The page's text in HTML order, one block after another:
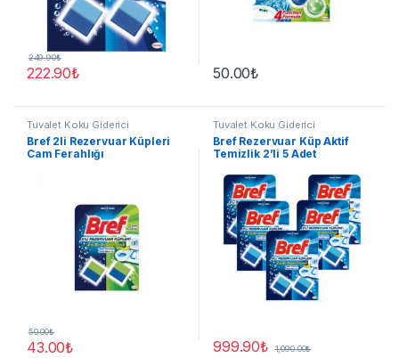
222.90₺
249.90₺
50.00₺
Tuvalet Koku Giderici
Bref 2li Rezervuar Küpleri
Cam Ferahlığı
43.00₺
50.00₺
Tuvalet Koku Giderici
Bref Rezervuar Küp Aktif
Temizlik 2’li 5 Adet
999.90₺ 1,090.00₺